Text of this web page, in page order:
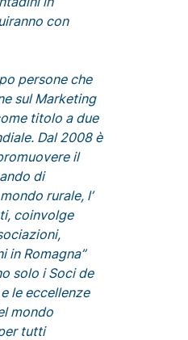
con
persone che
sul Marketing
titolo a due
Dal 2008 è
il
di
rurale, l’
coinvolge
in Romagna”
solo i Soci de
le eccellenze
mondo
tutti